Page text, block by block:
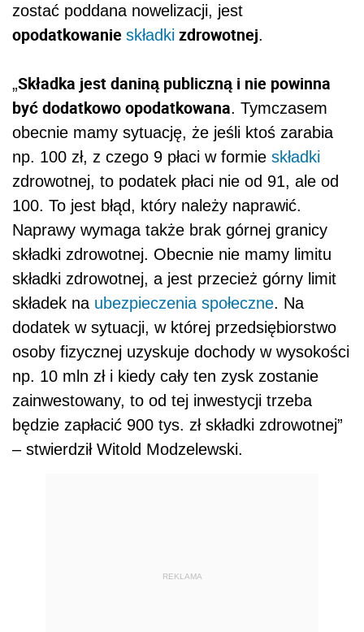
zostać poddana nowelizacji, jest
opodatkowanie składki zdrowotnej.
„Składka jest daniną publiczną i nie powinna
być dodatkowo opodatkowana. Tymczasem
obecnie mamy sytuację, że jeśli ktoś zarabia
np. 100 zł, z czego 9 płaci w formie składki
zdrowotnej, to podatek płaci nie od 91, ale od
100. To jest błąd, który należy naprawić.
Naprawy wymaga także brak górnej granicy
składki zdrowotnej. Obecnie nie mamy limitu
składki zdrowotnej, a jest przecież górny limit
składek na ubezpieczenia społeczne. Na
dodatek w sytuacji, w której przedsiębiorstwo
osoby fizycznej uzyskuje dochody w wysokości
np. 10 mln zł i kiedy cały ten zysk zostanie
zainwestowany, to od tej inwestycji trzeba
będzie zapłacić 900 tys. zł składki zdrowotnej”
– stwierdził Witold Modzelewski.
REKLAMA